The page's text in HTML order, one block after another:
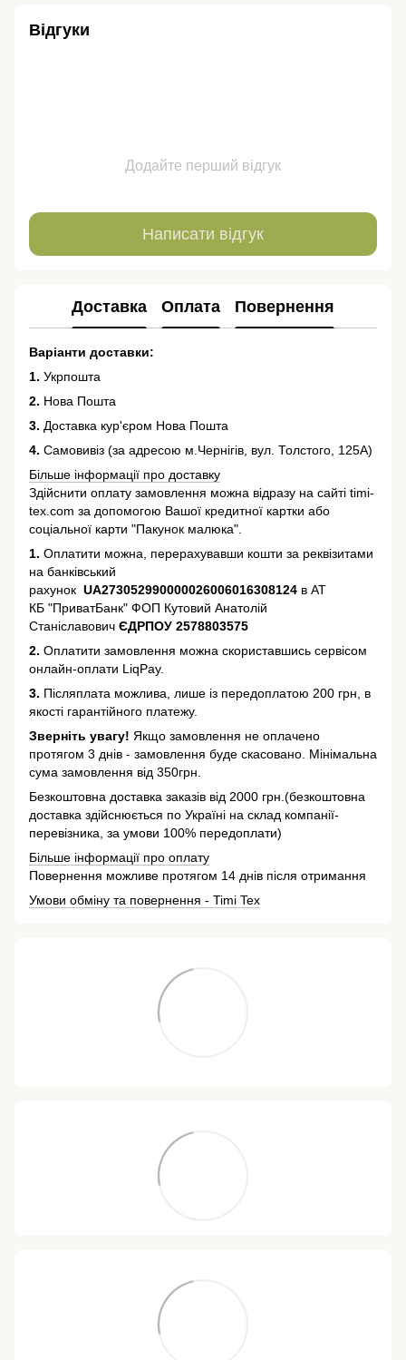
Відгуки
Додайте перший відгук
Написати відгук
Доставка Оплата Повернення
Варіанти доставки:
1. Укрпошта
2. Нова Пошта
3. Доставка кур'єром Нова Пошта
4. Самовивіз (за адресою м.Чернігів, вул. Толстого, 125А)
Більше інформації про доставку
Здійснити оплату замовлення можна відразу на сайті timi-
tex.com за допомогою Вашої кредитної картки або
соціальної карти "Пакунок малюка".
1. Оплатити можна, перерахувавши кошти за реквізитами
на банківський
рахунок UA273052990000026006016308124 в АТ
КБ "ПриватБанк" ФОП Кутовий Анатолій
Станіславович ЄДРПОУ 2578803575
2. Оплатити замовлення можна скориставшись сервісом
онлайн-оплати LiqPay.
3. Післяплата можлива, лише із передоплатою 200 грн, в
якості гарантійного платежу.
Зверніть увагу! Якщо замовлення не оплачено
протягом 3 днів - замовлення буде скасовано. Мінімальна
сума замовлення від 350грн.
Безкоштовна доставка заказів від 2000 грн.(безкоштовна
доставка здійснюється по Україні на склад компанії-
перевізника, за умови 100% передоплати)
Більше інформації про оплату
Повернення можливе протягом 14 днів після отримання
Умови обміну та повернення - Timi Tex